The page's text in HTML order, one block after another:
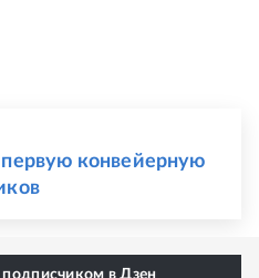
конвейерную
в Дзен